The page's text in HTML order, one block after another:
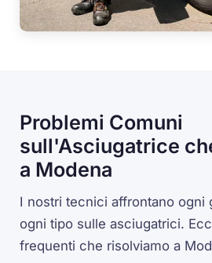
Problemi Comuni
sull'Asciugatrice
a Modena
I nostri tecnici affrontano ogni
ogni tipo sulle asciugatrici.
frequenti che risolviamo a